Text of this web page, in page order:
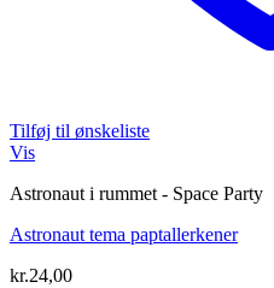
Tilføj til ønskeliste
Vis
Astronaut i rummet - Space Party
Astronaut tema paptallerkener
kr.24,00